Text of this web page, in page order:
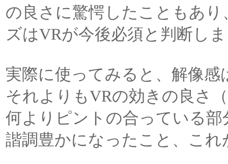
の良さに驚愕したこともあ
ズはVRが今後必須と判断し
実際に使ってみると、解像
それよりもVRの効きの良さ
何よりピントの合っている
諧調豊かになったこと、こ